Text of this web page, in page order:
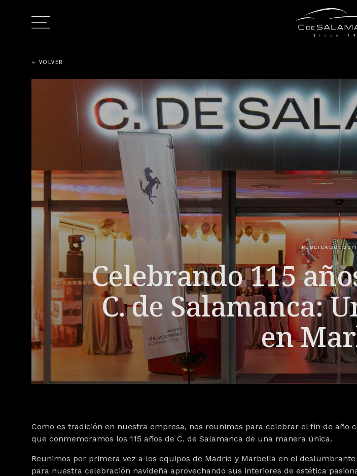
VOLVER
PUBLICADO: 20/
Celebrando 115
C. de Salamanca:
en
Como es tradición en nuestra empresa, nos reunimos para celebrar el fin de año
que conmemoramos los 115 años de C. de Salamanca de una manera única.
Reunimos por primera vez a los equipos de Madrid y Marbella en el
para nuestra celebración navideña aprovechando sus interiores de estética